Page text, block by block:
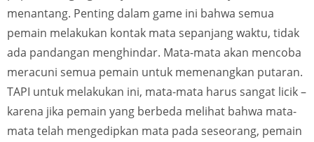
menantang. Penting dalam game ini bahwa semua
pemain melakukan kontak mata sepanjang waktu, tidak
ada pandangan menghindar. Mata-mata akan mencoba
meracuni semua pemain untuk memenangkan putaran.
TAPI untuk melakukan ini, mata-mata harus sangat licik –
karena jika pemain yang berbeda melihat bahwa mata-
mata telah mengedipkan mata pada seseorang, pemain